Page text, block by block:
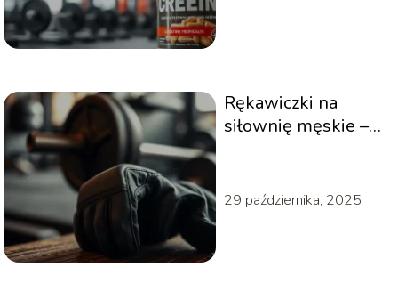
Rękawiczki na
siłownię męskie –
29 października, 2025